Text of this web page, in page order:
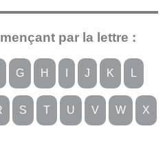
par la lettre :
G H J K
S T U V W X